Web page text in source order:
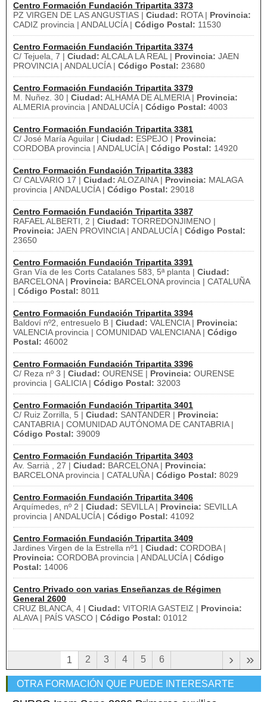
Centro Formación Fundación Tripartita 3373
PZ VIRGEN DE LAS ANGUSTIAS | Ciudad: ROTA | Provincia:
CADIZ provincia | ANDALUCÍA | Código Postal: 11530
Centro Formación Fundación Tripartita 3374
C/ Tejuela, 7 | Ciudad: ALCALA LA REAL | Provincia: JAEN
PROVINCIA | ANDALUCÍA | Código Postal: 23680
Centro Formación Fundación Tripartita 3379
M. Nuñez. 30 | Ciudad: ALHAMA DE ALMERIA | Provincia:
ALMERIA provincia | ANDALUCÍA | Código Postal: 4003
Centro Formación Fundación Tripartita 3381
C/ José María Aguilar | Ciudad: ESPEJO | Provincia:
CORDOBA provincia | ANDALUCÍA | Código Postal: 14920
Centro Formación Fundación Tripartita 3383
C/ CALVARIO 17 | Ciudad: ALOZAINA | Provincia: MALAGA
provincia | ANDALUCÍA | Código Postal: 29018
Centro Formación Fundación Tripartita 3387
RAFAEL ALBERTI, 2 | Ciudad: TORREDONJIMENO |
Provincia: JAEN PROVINCIA | ANDALUCÍA | Código Postal:
23650
Centro Formación Fundación Tripartita 3391
Gran Vía de les Corts Catalanes 583, 5ª planta | Ciudad:
BARCELONA | Provincia: BARCELONA provincia | CATALUÑA
| Código Postal: 8011
Centro Formación Fundación Tripartita 3394
Baldoví nº2, entresuelo B | Ciudad: VALENCIA | Provincia:
VALENCIA provincia | COMUNIDAD VALENCIANA | Código
Postal: 46002
Centro Formación Fundación Tripartita 3396
C/ Reza nº 3 | Ciudad: OURENSE | Provincia: OURENSE
provincia | GALICIA | Código Postal: 32003
Centro Formación Fundación Tripartita 3401
C/ Ruiz Zorrilla, 5 | Ciudad: SANTANDER | Provincia:
CANTABRIA | COMUNIDAD AUTÓNOMA DE CANTABRIA |
Código Postal: 39009
Centro Formación Fundación Tripartita 3403
Av. Sarrià , 27 | Ciudad: BARCELONA | Provincia:
BARCELONA provincia | CATALUÑA | Código Postal: 8029
Centro Formación Fundación Tripartita 3406
Arquímedes, nº 2 | Ciudad: SEVILLA | Provincia: SEVILLA
provincia | ANDALUCÍA | Código Postal: 41092
Centro Formación Fundación Tripartita 3409
Jardines Virgen de la Estrella nº1 | Ciudad: CORDOBA |
Provincia: CORDOBA provincia | ANDALUCÍA | Código
Postal: 14006
Centro Privado con varias Enseñanzas de Régimen
General 2600
CRUZ BLANCA, 4 | Ciudad: VITORIA GASTEIZ | Provincia:
ALAVA | PAÍS VASCO | Código Postal: 01012
1 2 3 4 5 6 »
›
OTRA FORMACIÓN QUE PUEDE INTERESARTE